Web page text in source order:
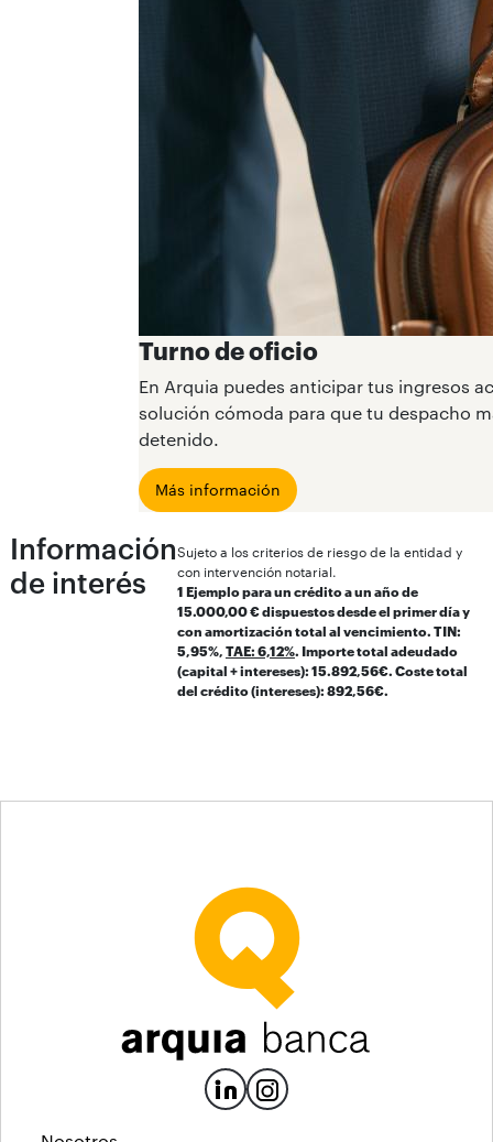
Turno de oficio
En Arquia puedes anticipar tus ingresos
solución cómoda para que tu despacho
detenido.
Más información
Información
de interés
Sujeto a los criterios de riesgo de la entidad y
con intervención notarial.
1 Ejemplo para un crédito a un año de
15.000,00 € dispuestos desde el primer día y
con amortización total al vencimiento. TIN:
5,95%, TAE: 6,12%. Importe total adeudado
(capital + intereses): 15.892,56€. Coste total
del crédito (intereses): 892,56€.